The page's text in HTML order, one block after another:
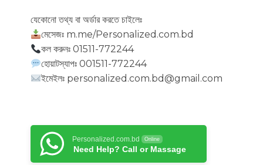
যেকোনো তথ্য বা অর্ডার করতে চাইলেঃ
মেসেজঃ m.me/Personalized.com.bd
কল করুনঃ 01511-772244
হোয়াটস্যাপঃ 001511-772244
ইমেইলঃ personalized.com.bd@gmail.com
Personalized.com.bd Online
Need Help? Call or Massage